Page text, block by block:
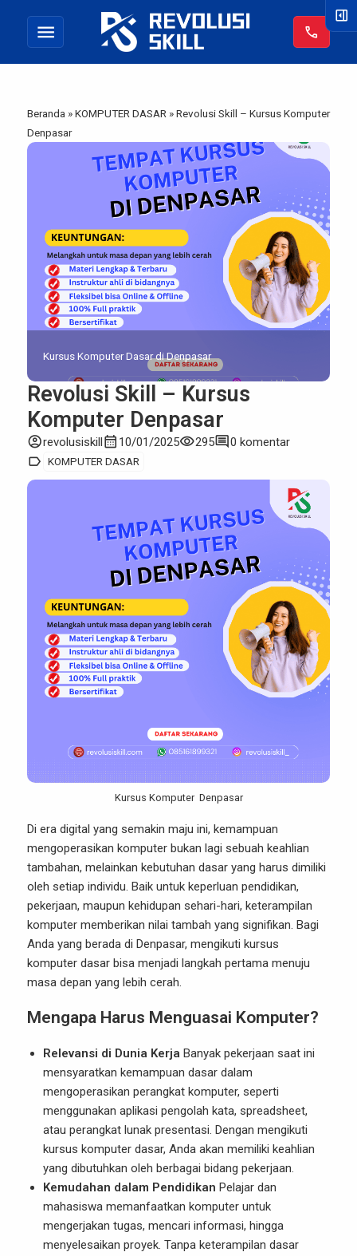
menu call
Beranda »KOMPUTER DASAR »Revolusi Skill – Kursus Komputer
Denpasar
Kursus Komputer Dasar di Denpasar
Revolusi Skill – Kursus
Komputer Denpasar
account_circlerevolusiskillcalendar_month 10/01/2025visibility295comment0 komentar
label KOMPUTER DASAR
Kursus Komputer Denpasar
Di era digital yang semakin maju ini, kemampuan
mengoperasikan komputer bukan lagi sebuah keahlian
tambahan, melainkan kebutuhan dasar yang harus dimiliki
oleh setiap individu. Baik untuk keperluan pendidikan,
pekerjaan, maupun kehidupan sehari-hari, keterampilan
komputer memberikan nilai tambah yang signifikan. Bagi
Anda yang berada di Denpasar, mengikuti kursus
komputer dasar bisa menjadi langkah pertama menuju
masa depan yang lebih cerah.
Mengapa Harus Menguasai Komputer?
Relevansi di Dunia Kerja Banyak pekerjaan saat ini
mensyaratkan kemampuan dasar dalam
mengoperasikan perangkat komputer, seperti
menggunakan aplikasi pengolah kata, spreadsheet,
atau perangkat lunak presentasi. Dengan mengikuti
kursus komputer dasar, Anda akan memiliki keahlian
yang dibutuhkan oleh berbagai bidang pekerjaan.
Kemudahan dalam Pendidikan Pelajar dan
mahasiswa memanfaatkan komputer untuk
mengerjakan tugas, mencari informasi, hingga
menyelesaikan proyek. Tanpa keterampilan dasar
right_panel_open